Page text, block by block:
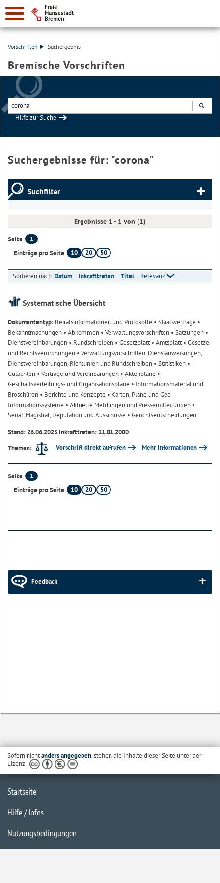
Vorschriften Suchergebnis
Bremische Vorschriften
Hilfe zur Suche
Suchergebnisse für: "corona"
Suchfilter
Ergebnisse 1 - 1 von (1)
Seite
1
Einträge pro Seite
10 20 50
Sortieren nach:Datum Inkrafttreten Titel Relevanz
Systematische Übersicht
Dokumententyp: Beiratsinformationen und Protokolle • Staatsverträge •
Bekanntmachungen • Abkommen • Verwaltungsvorschriften • Satzungen •
Dienstvereinbarungen • Rundschreiben • Gesetzblatt• Amtsblatt• Gesetze
und Rechtsverordnungen • Verwaltungsvorschriften, Dienstanweisungen,
Dienstvereinbarungen, Richtlinien und Rundschreiben • Statistiken •
Gutachten • Verträge und Vereinbarungen • Aktenpläne •
Geschäftsverteilungs- und Organisationspläne • Informationsmaterial und
Broschüren • Berichte und Konzepte • Karten, Pläne und Geo-
Informationssysteme • Aktuelle Meldungen und Pressemitteilungen •
Senat, Magistrat, Deputation und Ausschüsse • Gerichtsentscheidungen
Stand: 26.06.2023 Inkrafttreten: 11.01.2000
Themen:
Vorschrift direkt aufrufen Mehr Informationen
Seite
1
Einträge pro Seite
10 20 50
Feedback
Sofern nichtanders angegeben, stehen die Inhalte dieser Seite unter der
Lizenz
Startseite
Hilfe / Infos
Nutzungsbedingungen